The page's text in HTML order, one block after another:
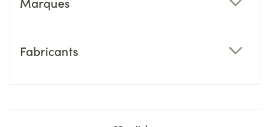
Fabricants